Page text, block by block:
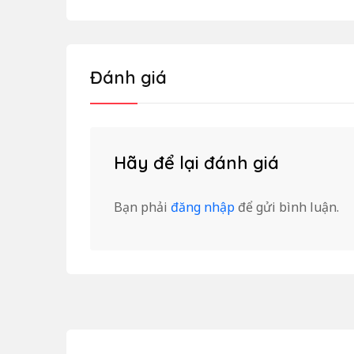
Đánh giá
Hãy để lại đánh giá
Bạn phải đăng nhập để gửi bình luận.